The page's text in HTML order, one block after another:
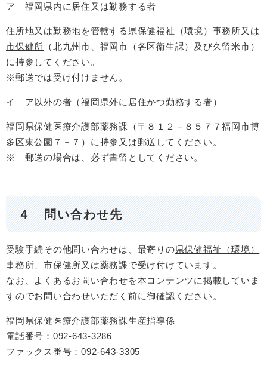
ア 福岡県内に居住又は勤務する者
住所地又は勤務地を管轄する 県保健福祉（環境）事務所又は
市保健所 （北九州市、福岡市（各区衛生課）及び久留米市）
に持参してください。
※郵送では受け付けません。
イ ア以外の者（福岡県外に居住かつ勤務する者）
福岡県保健医療介護部薬務課（〒８１２－８５７７福岡市博
多区東公園７－７）に持参又は郵送してください。
※ 郵送の場合は、必ず書留としてください。
４ 問い合わせ先
受験手続その他問い合わせは、最寄りの県保健福祉（環境）
事務所、市保健所又は薬務課で受け付けています。
なお、よくあるお問い合わせを本コンテンツに掲載していま
すのでお問い合わせいただく前に御確認ください。
福岡県保健医療介護部薬務課生産指導係
電話番号：092-643-3286
ファックス番号：092-643-3305